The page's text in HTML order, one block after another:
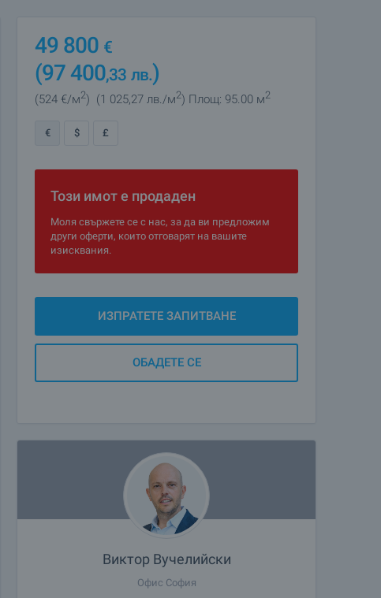
49 800 €
(97 400,33 лв.)
(524 €/м2) (1 025,27 лв./м2) Площ: 95.00 м2
€ $ £
Този имот е продаден
Моля свържете се с нас, за да ви предложим
други оферти, които отговарят на вашите
изисквания.
ИЗПРАТЕТЕ ЗАПИТВАНЕ
ОБАДЕТЕ СЕ
Виктор Вучелийски
Офис София